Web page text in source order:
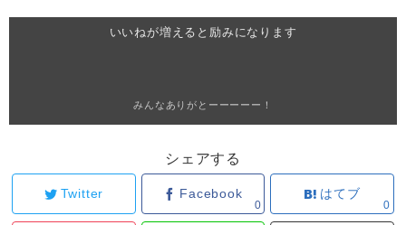
いいねが増えると励みになります
みんなありがとーーーーー！
シェアする
Twitter Facebook
0
はてブ
0